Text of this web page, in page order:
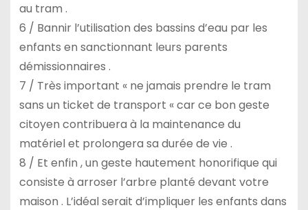
au tram .
6 / Bannir l’utilisation des bassins d’eau par les
enfants en sanctionnant leurs parents
démissionnaires .
7 / Très important « ne jamais prendre le tram
sans un ticket de transport « car ce bon geste
citoyen contribuera à la maintenance du
matériel et prolongera sa durée de vie .
8 / Et enfin , un geste hautement honorifique qui
consiste à arroser l’arbre planté devant votre
maison . L’idéal serait d’impliquer les enfants dans